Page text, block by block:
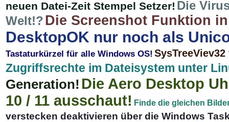
neuen Datei-Zeit Stempel Setzer! Die
Welt!?Die Screenshot Funktion
DesktopOK nur noch als
Tastaturkürzel für alle Windows OS!
Zugriffsrechte im Dateisystem unter
Generation! Die Aero Desktop
10 / 11 ausschaut! Finde die gleichen
verstecken deaktivieren über die Windows